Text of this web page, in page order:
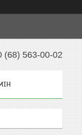
(68) 563-00-02